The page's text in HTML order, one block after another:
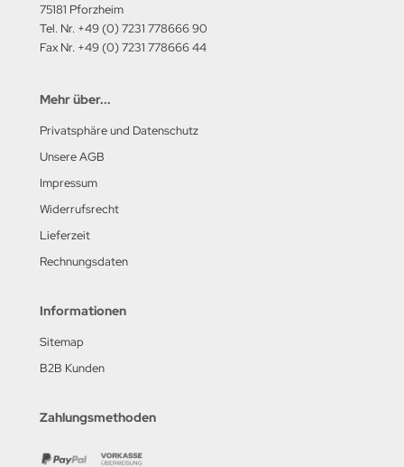
75181 Pforzheim
Tel. Nr. +49 (0) 7231 778666 90
Fax Nr. +49 (0) 7231 778666 44
Mehr über...
Privatsphäre und Datenschutz
Unsere AGB
Impressum
Widerrufsrecht
Lieferzeit
Rechnungsdaten
Informationen
Sitemap
B2B Kunden
Zahlungsmethoden